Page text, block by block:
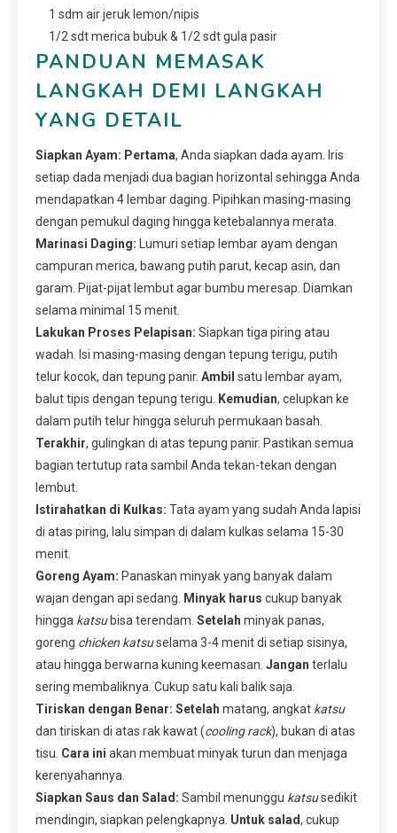
1 sdm air jeruk lemon/nipis
1/2 sdt merica bubuk & 1/2 sdt gula pasir
PANDUAN MEMASAK
LANGKAH DEMI LANGKAH
YANG DETAIL
Siapkan Ayam: Pertama, Anda siapkan dada ayam. Iris
setiap dada menjadi dua bagian horizontal sehingga Anda
mendapatkan 4 lembar daging. Pipihkan masing-masing
dengan pemukul daging hingga ketebalannya merata.
Marinasi Daging: Lumuri setiap lembar ayam dengan
campuran merica, bawang putih parut, kecap asin, dan
garam. Pijat-pijat lembut agar bumbu meresap. Diamkan
selama minimal 15 menit.
Lakukan Proses Pelapisan: Siapkan tiga piring atau
wadah. Isi masing-masing dengan tepung terigu, putih
telur kocok, dan tepung panir. Ambil satu lembar ayam,
balut tipis dengan tepung terigu.
Kemudian, celupkan ke
dalam putih telur hingga seluruh permukaan basah.
Terakhir, gulingkan di atas tepung panir. Pastikan semua
bagian tertutup rata sambil Anda tekan-tekan dengan
lembut.
Istirahatkan di Kulkas: Tata ayam yang sudah Anda lapisi
di atas piring, lalu simpan di dalam kulkas selama 15-30
menit.
Goreng Ayam: Panaskan minyak yang banyak dalam
wajan dengan api sedang.
Minyak harus cukup banyak
hingga katsubisa terendam. Setelah minyak panas,
goreng chicken katsuselama 3-4 menit di setiap sisinya,
atau hingga berwarna kuning keemasan. Jangan terlalu
sering membaliknya. Cukup satu kali balik saja.
Tiriskan dengan Benar: Setelah matang, angkat katsu
dan tiriskan di atas rak kawat (cooling rack), bukan di atas
tisu. Cara ini akan membuat minyak turun dan menjaga
kerenyahannya.
Siapkan Saus dan Salad: Sambil menunggu katsusedikit
mendingin, siapkan pelengkapnya. Untuk salad, cukup